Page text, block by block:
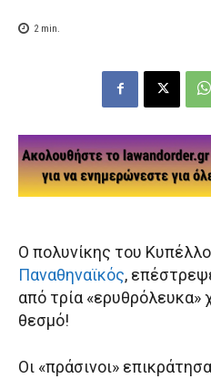
2min.
Ο πολυνίκης του
Παναθηναϊκός,
από τρία «ερυθρόλευκα»
θεσμό!
Οι «πράσινοι»